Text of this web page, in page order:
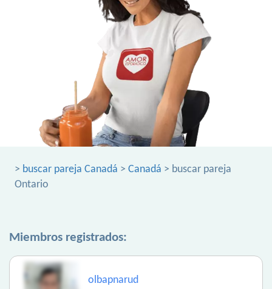
> buscar pareja Canadá > Canadá > buscar pareja
Ontario
Miembros registrados:
olbapnarud